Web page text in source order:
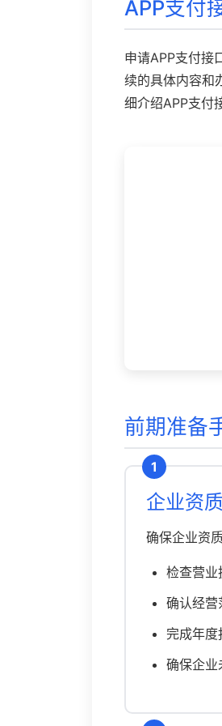
APP支付
申请APP支付接
续的具体内容和
细介绍APP支付
前期准备
1
企业资
确保企业资
检查营业
确认经营
完成年度
确保企业